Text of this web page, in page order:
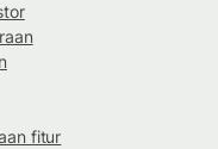
fitur